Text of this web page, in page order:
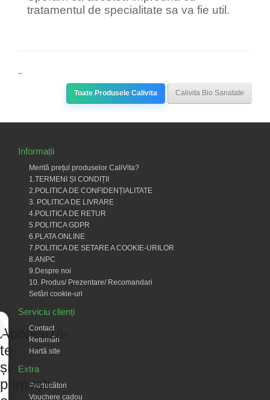
tratamentul de specialitate sa va fie util.
Toate Produsele Calivita Calivita Bio Sanatate
Informații
Merită prețul produselor CaliVita?
1.TERMENI ȘI CONDIȚII
2.POLITICA DE CONFIDENȚIALITATE
3. POLITICA DE LIVRARE
4.POLITICA DE RETUR
5.POLITICA GDPR
6.PLATA ONLINE
7.POLITICA DE SETARE A COOKIE-URILOR
8.ANPC
9.Despre noi
10. Produs/ Prezentare/ Recomandari
Setări cookie-uri
Serviciu clienți
Contact
Returnări
Hartă site
Extra
Producători
Vouchere cadou
Abonează-
te
și
primești